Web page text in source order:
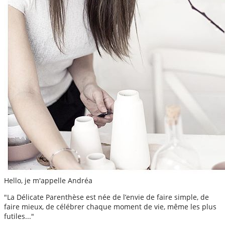
Hello, je m'appelle Andréa
"La Délicate Parenthèse est née de l’envie de faire simple, de
faire mieux, de célébrer chaque moment de vie, même les plus
futiles..."